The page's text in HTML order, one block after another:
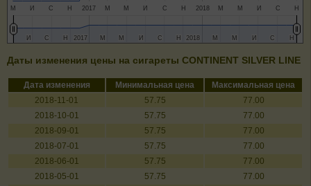
2017 2018
М И С Н М М И С Н М М И С Н
2017
2017 2018
2018
ИИ С
С НН М
М М
М ИИ С
С НН М
М М
М ИИ С
С НН
Даты изменения цены на сигареты CONTINENT SILVER LINE
Дата изменения Минимальная цена
Максимальная цена
2018-11-01
57.75
77.00
2018-10-01
57.75
77.00
2018-09-01
57.75
77.00
2018-07-01
57.75
77.00
2018-06-01
57.75
77.00
2018-05-01
57.75
77.00